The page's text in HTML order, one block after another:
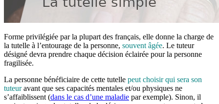
Forme privilégiée par la plupart des français, elle donne la charge de
la tutelle à l’entourage de la personne, souvent âgée. Le tuteur
désigné devra prendre chaque décision éclairée pour la personne
fragilisée.
La personne bénéficiaire de cette tutelle peut choisir qui sera son
tuteuravant que ses capacités mentales et/ou physiques ne
s’affaiblissent (dans le cas d’une maladie par exemple). Sinon, il